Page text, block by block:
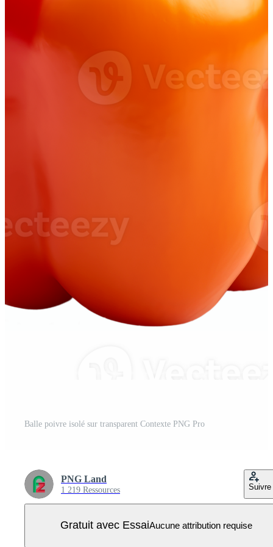
Balle poivre isolé sur transparent Contexte PNG Pro
PNG Land
1 219 Ressources Suivre
Gratuit avec EssaiAucune attribution requise